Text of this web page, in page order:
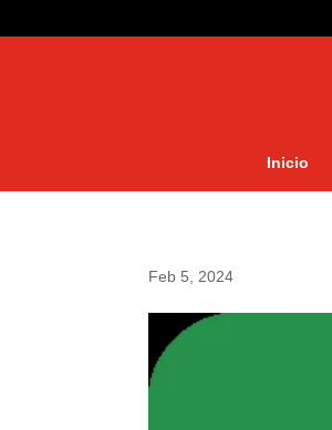
Inicio
Feb 5, 2024